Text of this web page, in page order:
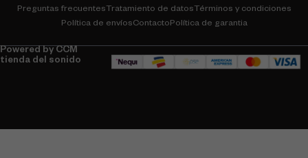
Preguntas frecuentesTratamiento de datosTérminos y condiciones
Política de envíosContactoPolítica de garantia
Powered by CCM
tienda del sonido